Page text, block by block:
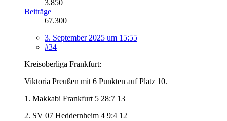
3.850
Beiträge
67.300
3. September 2025 um 15:55
#34
Kreisoberliga Frankfurt:
Viktoria Preußen mit 6 Punkten auf Platz 10.
1. Makkabi Frankfurt 5 28:7 13
2. SV 07 Heddernheim 4 9:4 12